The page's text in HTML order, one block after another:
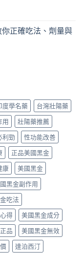
正確吃法、劑量與
度學名藥
台灣壯陽藥
用
壯陽藥推薦
利勁
性功能改善
正品美國黑金
康
美國黑金
黑金副作用
吃法
得
美國黑金成分
品
美國黑金無效
達泊西汀